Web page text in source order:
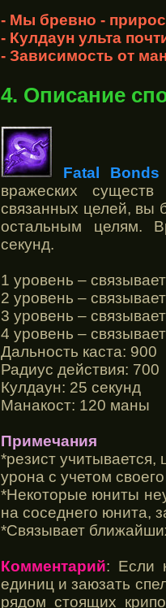
- Мы бревно -
- Кулдаун ульта
- Зависимость от
4. Описание
Fatal Bonds
вражеских
связанных целей, вы
остальным целям.
секунд.
1 уровень –
2 уровень –
3 уровень –
4 уровень –
Дальность каста: 900
Радиус действия: 700
Кулдаун: 25 секунд
Манакост: 120 маны
Примечания
*резист учитывается,
урона с учетом
*Некоторые юниты
на соседнего юнита,
*Связывает
Комментарий: Если
единиц и заюзать
рядом стоящих